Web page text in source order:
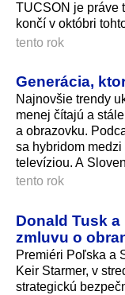
TUCSON je práve
končí v októbri
tento rok
Generácia,
Najnovšie trendy
menej čítajú a
a obrazovku.
sa hybridom
televíziou. A
tento rok
Donald Tusk
zmluvu o
Premiéri Poľska a
Keir Starmer, v
strategickú